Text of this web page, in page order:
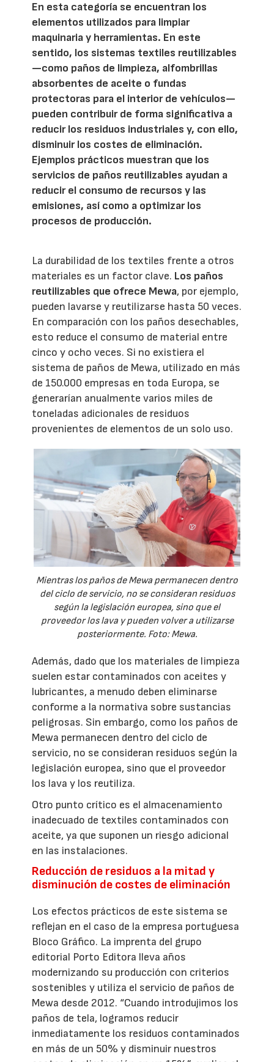
En esta categoría se encuentran los
elementos utilizados para limpiar
maquinaria y herramientas. En este
sentido, los sistemas textiles reutilizables
—como paños de limpieza, alfombrillas
absorbentes de aceite o fundas
protectoras para el interior de vehículos—
pueden contribuir de forma significativa a
reducir los residuos industriales y, con ello,
disminuir los costes de eliminación.
Ejemplos prácticos muestran que los
servicios de paños reutilizables ayudan a
reducir el consumo de recursos y las
emisiones, así como a optimizar los
procesos de producción.
La durabilidad de los textiles frente a otros
materiales es un factor clave. Los paños
reutilizables que ofrece Mewa, por ejemplo,
pueden lavarse y reutilizarse hasta 50 veces.
En comparación con los paños desechables,
esto reduce el consumo de material entre
cinco y ocho veces. Si no existiera el
sistema de paños de Mewa, utilizado en más
de 150.000 empresas en toda Europa, se
generarían anualmente varios miles de
toneladas adicionales de residuos
provenientes de elementos de un solo uso.
Mientras los paños de Mewa permanecen dentro
del ciclo de servicio, no se consideran residuos
según la legislación europea, sino que el
proveedor los lava y pueden volver a utilizarse
posteriormente. Foto: Mewa.
Además, dado que los materiales de limpieza
suelen estar contaminados con aceites y
lubricantes, a menudo deben eliminarse
conforme a la normativa sobre sustancias
peligrosas. Sin embargo, como los paños de
Mewa permanecen dentro del ciclo de
servicio, no se consideran residuos según la
legislación europea, sino que el proveedor
los lava y los reutiliza.
Otro punto crítico es el almacenamiento
inadecuado de textiles contaminados con
aceite, ya que suponen un riesgo adicional
en las instalaciones.
Reducción de residuos a la mitad y
disminución de costes de eliminación
Los efectos prácticos de este sistema se
reflejan en el caso de la empresa portuguesa
Bloco Gráfico. La imprenta del grupo
editorial Porto Editora lleva años
modernizando su producción con criterios
sostenibles y utiliza el servicio de paños de
Mewa desde 2012. “Cuando introdujimos los
paños de tela, logramos reducir
inmediatamente los residuos contaminados
en más de un 50% y disminuir nuestros